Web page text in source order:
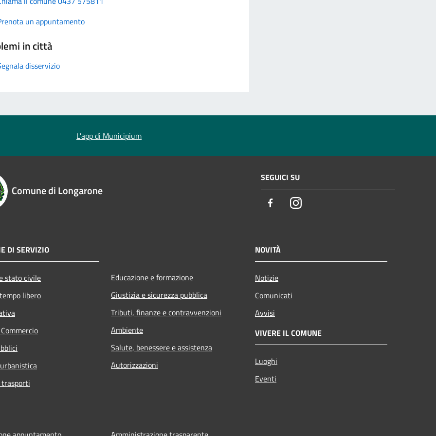
un appuntamento
in città
disservizio
L'app di Municipium
Comune di Longarone
SEGUICI SU
FacebookInstagram
DI SERVIZIO
stato civile
libero
Educazione e formazione
Giustizia e sicurezza pubblica
Tributi, finanze e contravvenzioni
Ambiente
Salute, benessere e assistenza
Autorizzazioni
NOVITÀ
Notizie
Comunicati
Avvisi
VIVERE IL COMUNE
Luoghi
Eventi